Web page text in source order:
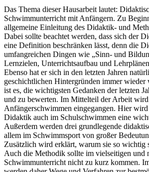
Das Thema dieser Hausarbeit lautet:
Schwimmunterricht mit Anfängern. Zu
allgemeine Einleitung des Didaktik- und
Dabei sollte beachtet werden, dass sich der
eine Definition beschränken lässt, denn die
umfangreichen Dingen wie „Sinn- und
Lernzielen, Unterrichtsaufbau und
Ebenso hat er sich in den letzten Jahren
geschichtlichen Hintergründen immer wieder
ist es, die wichtigsten Gedanken der letzten
und zu bewerten. Im Mittelteil der Arbeit
Anfängerschwimmen eingegangen. Hier
Didaktik auch im Schulschwimmen eine
Außerdem werden drei grundlegende
allem im Schwimmsport von großer
Zusätzlich wird erklärt, warum sie so wichtig
Auch die Methodik sollte im vielseitigen und
Schwimmunterricht nicht zu kurz kommen.